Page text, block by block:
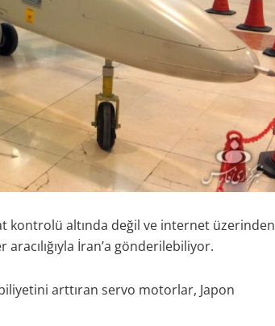
kontrolü altında değil ve internet üzerinden
İran’a gönderilebiliyor.
arttıran servo motorlar, Japon